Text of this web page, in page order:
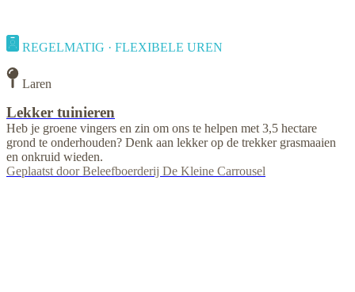
REGELMATIG · FLEXIBELE UREN
Laren
Lekker tuinieren
Heb je groene vingers en zin om ons te helpen met 3,5 hectare
grond te onderhouden? Denk aan lekker op de trekker grasmaaien
en onkruid wieden.
Geplaatst door Beleefboerderij De Kleine Carrousel